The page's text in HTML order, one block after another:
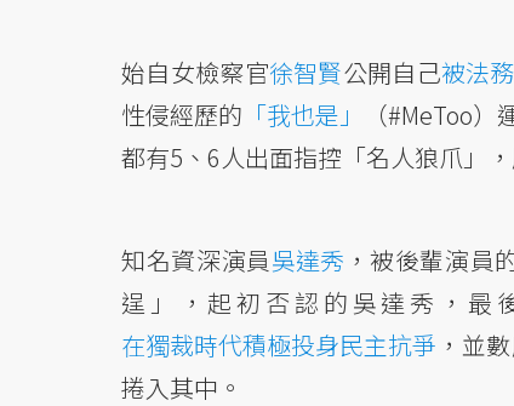
始自女檢察官徐智賢公開自己被法
性侵經歷的 「我也是」 （#MeToo
都有5、6人出面指控「名人狼爪」
知名資深演員吳達秀 ，被後輩演員
逞」，起初否認的吳達秀，最
在獨裁時代積極投身民主抗爭 ，並
捲入其中。